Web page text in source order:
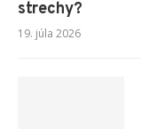
strechy?
19. júla 2026